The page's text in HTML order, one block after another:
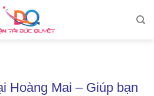
Hoàng Mai – Giúp bạn